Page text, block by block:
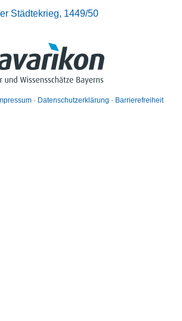
Städtekrieg, 1449/50
Datenschutzerklärung Barrierefreiheit